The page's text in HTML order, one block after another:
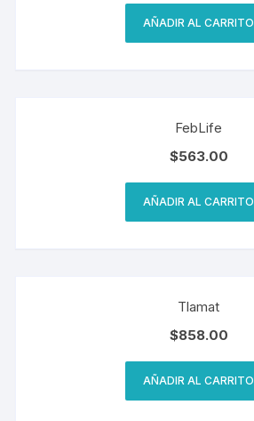
AÑADIR AL CARRITO
FebLife
$563.00
AÑADIR AL CARRITO
Tlamat
$858.00
AÑADIR AL CARRITO